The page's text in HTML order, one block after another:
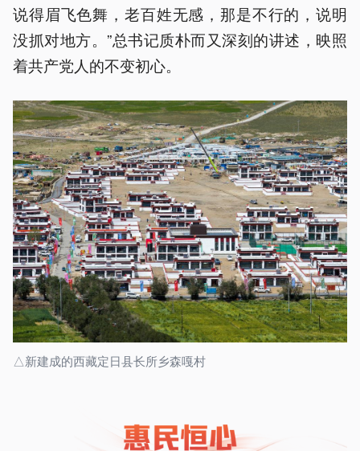
说得眉飞色舞，老百姓无感，那是不行的，说明
没抓对地方。”总书记质朴而又深刻的讲述，映照
着共产党人的不变初心。
△新建成的西藏定日县长所乡森嘎村